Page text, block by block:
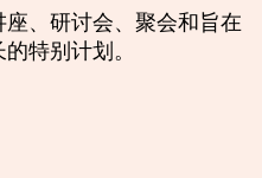
、研讨会、聚会和旨在
特别计划。